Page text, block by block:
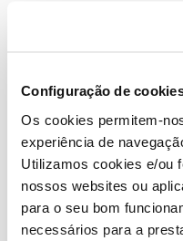
Configuração de
Os cookies permitem-
experiência de
Utilizamos cookies e/ou
nossos websites ou
para o seu bom
necessários para a
Descubra as